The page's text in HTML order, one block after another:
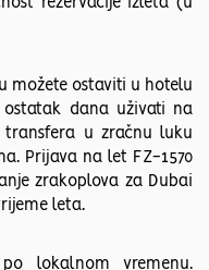
rezervacije izleta (u
možete ostaviti u hotelu
dana uživati na
u zračnu luku
Prijava na let FZ-1570
zrakoplova za Dubai
leta.
lokalnom vremenu.